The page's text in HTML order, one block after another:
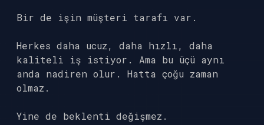
Bir de işin müşteri tarafı var.
Herkes daha ucuz, daha hızlı, daha
kaliteli iş istiyor. Ama bu üçü aynı
anda nadiren olur. Hatta çoğu zaman
olmaz.
Yine de beklenti değişmez.